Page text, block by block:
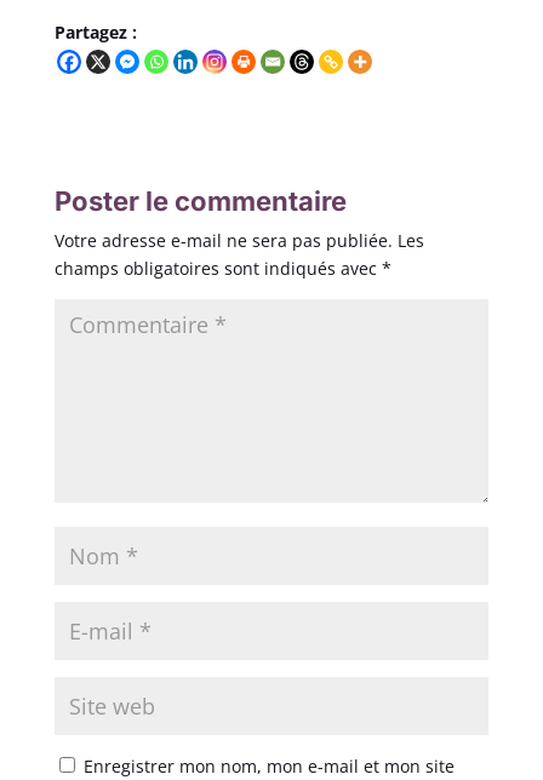
Partagez :
Poster le commentaire
Votre adresse e-mail ne sera pas publiée. Les
champs obligatoires sont indiqués avec *
Enregistrer mon nom, mon e-mail et mon site